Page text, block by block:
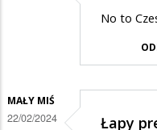
No to
MAŁY MIŚ
22/02/2024 Łapy